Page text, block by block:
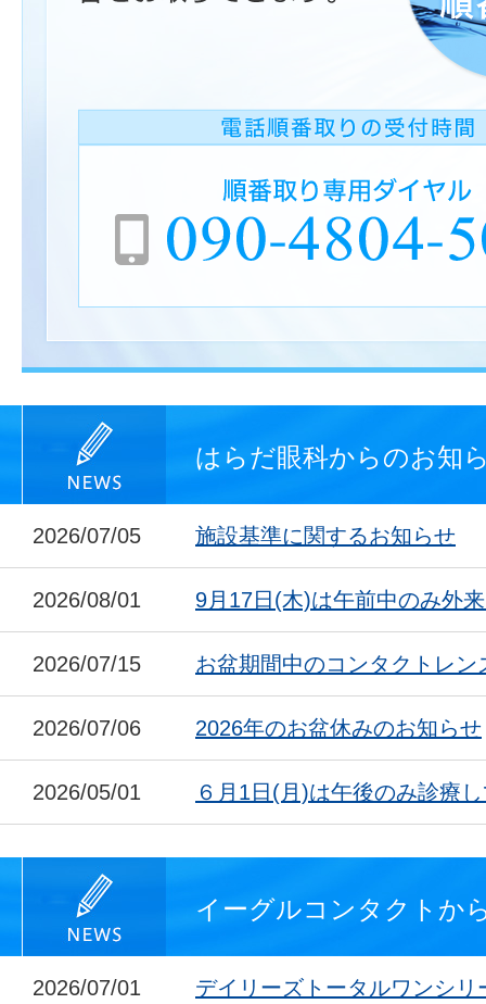
はらだ眼科からのお知
2026/07/05 施設基準に関するお知らせ
2026/08/01 9月17日(木)は午前中のみ外
2026/07/15 お盆期間中のコンタクトレン
2026/07/06 2026年のお盆休みのお知らせ
2026/05/01 ６月1日(月)は午後のみ診療
イーグルコンタクトか
2026/07/01
デイリーズトータルワンシ